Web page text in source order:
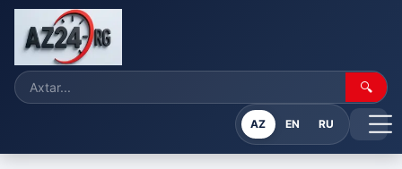
🔍
AZ EN RU